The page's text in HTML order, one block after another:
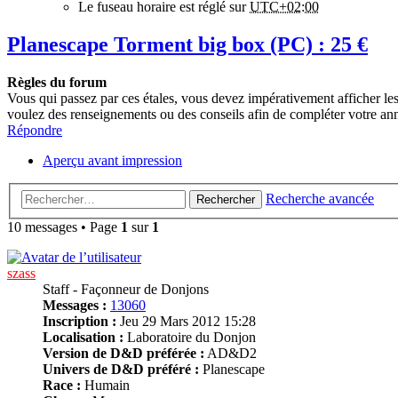
Le fuseau horaire est réglé surUTC+02:00
Planescape Torment big box (PC) : 25 €
Règles du forum
Vous qui passez par ces étales, vous devez impérativement afficher
voulez des renseignements ou des conseils afin de compléter votre
Répondre
Aperçu avant impression
Rechercher
Recherche avancée
10 messages • Page 1 sur 1
szass
Staff - Façonneur de Donjons
Messages : 13060
Inscription : Jeu 29 Mars 2012 15:28
Localisation : Laboratoire du Donjon
Version de D&D préférée : AD&D2
Univers de D&D préféré : Planescape
Race : Humain